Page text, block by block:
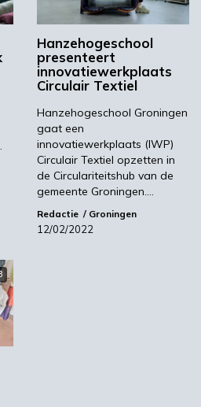
niet, dan lopen we binnen
vast en moeten we het
die dan beschikbaar
met Michiel Scheffer
van Wageningen
(WUR).
vindt in het
de slotmanifestatie
100% Biobased
project wordt gezocht
maken van textiel,
Hanzehogeschool
presenteert
innovatiewerkplaats
Circulair Textiel
Hanzehogeschool Groningen
gaat een
innovatiewerkplaats (IWP)
Circulair Textiel opzetten in
de Circulariteitshub van de
gemeente Groningen.…
Redactie Groningen
12/02/2022